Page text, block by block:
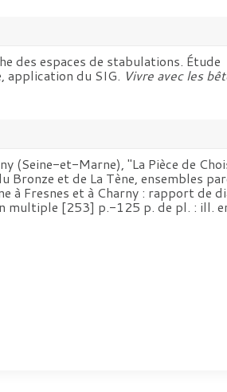
des espaces de stabulations. Étude
application du SIG. Vivre avec les
(Seine-et-Marne), "La Pièce de
et de La Tène, ensembles
à Fresnes et à Charny : rapport de
multiple [253] p.-125 p. de pl. : ill.